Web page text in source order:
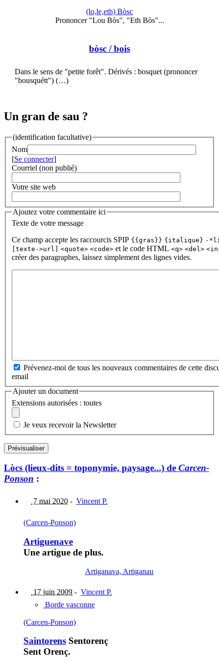
(lo,le,eth) Bòsc
Prononcer "Lou Bòs", "Eth Bòs"...
bòsc / bois
Dans le sens de "petite forêt". Dérivés : bosquet (prononcer
"bousquétt") (…)
Un gran de sau ?
(identification facultative)
Nom
[Se connecter]
Courriel (non publié)
Votre site web
Ajoutez votre commentaire ici
Texte de votre message
Ce champ accepte les raccourcis SPIP {{gras}} {italique} -
[texte->url]
<quote> <code> et le code HTML <q> <del>
créer des paragraphes, laissez simplement des lignes vides.
Prévenez-moi de tous les nouveaux commentaires de cette
email
Ajouter un document
Extensions autorisées : toutes
Je veux recevoir la Newsletter
Lòcs (lieux-dits = toponymie, paysage...) de Carcen-
Ponson :
7 mai 2020 - Vincent P.
(Carcen-Ponson)
Artiguenave
Une artigue de plus.
Artiganava, Artiganau
17 juin 2009 - Vincent P.
Borde vasconne
(Carcen-Ponson)
Saintorens Sentorenç
Sent Orenç.